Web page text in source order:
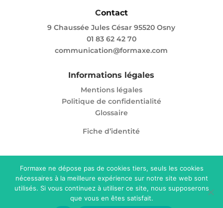
Contact
9 Chaussée Jules César 95520 Osny
01 83 62 42 70
communication@formaxe.com
Informations légales
Mentions légales
Politique de confidentialité
Glossaire
Fiche d’identité
Enregistré sous le numéro 11 95 05865 95. Cet
enregistrement ne vaut pas agrément de l’Etat.
Formaxe ne dépose pas de cookies tiers, seuls les cookies
nécessaires à la meilleure expérience sur notre site web sont
utilisés. Si vous continuez à utiliser ce site, nous supposerons
que vous en êtes satisfait.